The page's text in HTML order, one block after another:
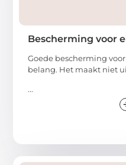
Bescherming voor
Goede bescherming
belang. Het maakt niet
...